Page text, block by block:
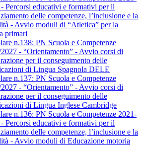
Percorsi educativi e formativi per il
delle competenze, l’inclusione e la
- Avvio moduli di “Atletica” per la
primari
n.138: PN Scuola e Competenze
- “Orientamento” - Avvio corsi di
per il conseguimento delle
di Lingua Spagnola DELE
n.137: PN Scuola e Competenze
- “Orientamento” - Avvio corsi di
per il conseguimento delle
di Lingua Inglese Cambridge
n.136: PN Scuola e Competenze 2021-
Percorsi educativi e formativi per il
delle competenze, l’inclusione e la
- Avvio moduli di Educazione motoria